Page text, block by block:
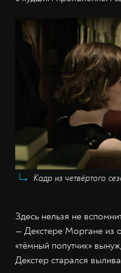
Кадр из четвёртого
Здесь нельзя не
— Декстере Моргане из
«тёмный попутчик»
Декстер старался